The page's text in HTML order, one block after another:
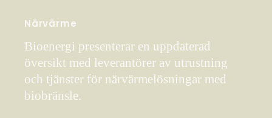
Närvärme
Bioenergi presenterar en uppdaterad
översikt med leverantörer av utrustning
och tjänster för närvärmelösningar med
biobränsle.